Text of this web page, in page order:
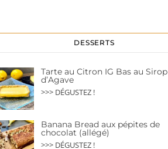
DESSERTS
Tarte au Citron IG Bas au Sirop
d’Agave
>>> DÉGUSTEZ !
Banana Bread aux pépites de
chocolat (allégé)
>>> DÉGUSTEZ !